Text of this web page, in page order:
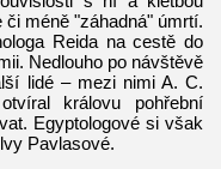
méně "záhadná" úmrtí.
Reida na cestě do
Nedlouho po návštěvě
lidé – mezi nimi A. C.
královu pohřební
Egyptologové si však
Pavlasové.